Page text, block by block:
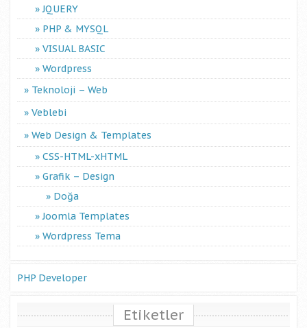
JQUERY
PHP & MYSQL
VISUAL BASIC
Wordpress
Teknoloji – Web
Veblebi
Web Design & Templates
CSS-HTML-xHTML
Grafik – Design
Doğa
Joomla Templates
Wordpress Tema
PHP Developer
Etiketler